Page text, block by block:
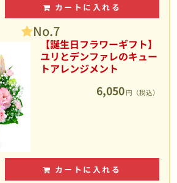
カートに入れる
No.7
【誕生日フラワーギフト】
ユリとデンファレのキュー
トアレンジメント
6,050 円（税込）
カートに入れる